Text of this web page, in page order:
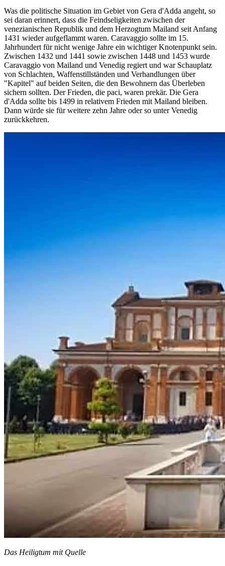
Was die politische Situation im Gebiet von Gera d'Adda angeht, so
sei daran erinnert, dass die Feindseligkeiten zwischen der
venezianischen Republik und dem Herzogtum Mailand seit Anfang
1431 wieder aufgeflammt waren. Caravaggio sollte im 15.
Jahrhundert für nicht wenige Jahre ein wichtiger Knotenpunkt sein.
Zwischen 1432 und 1441 sowie zwischen 1448 und 1453 wurde
Caravaggio von Mailand und Venedig regiert und war Schauplatz
von Schlachten, Waffenstillständen und Verhandlungen über
"Kapitel" auf beiden Seiten, die den Bewohnern das Überleben
sichern sollten. Der Frieden, die paci, waren prekär. Die Gera
d'Adda sollte bis 1499 in relativem Frieden mit Mailand bleiben.
Dann würde sie für weitere zehn Jahre oder so unter Venedig
zurückkehren.
Das Heiligtum mit Quelle